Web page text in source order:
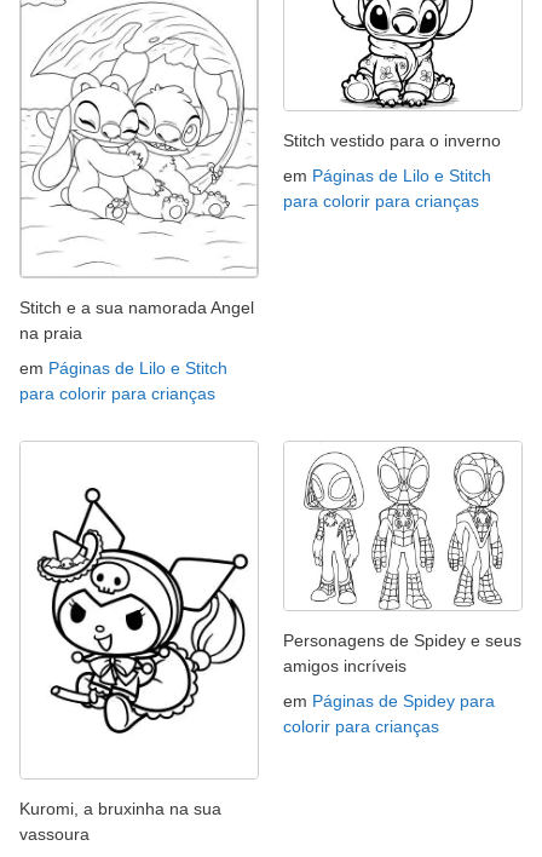
Stitch e a sua namorada Angel
na praia
em Páginas de Lilo e Stitch
para colorir para crianças
Stitch vestido para o inverno
em Páginas de Lilo e Stitch
para colorir para crianças
Kuromi, a bruxinha na sua
vassoura
Personagens de Spidey e seus
amigos incríveis
em Páginas de Spidey para
colorir para crianças